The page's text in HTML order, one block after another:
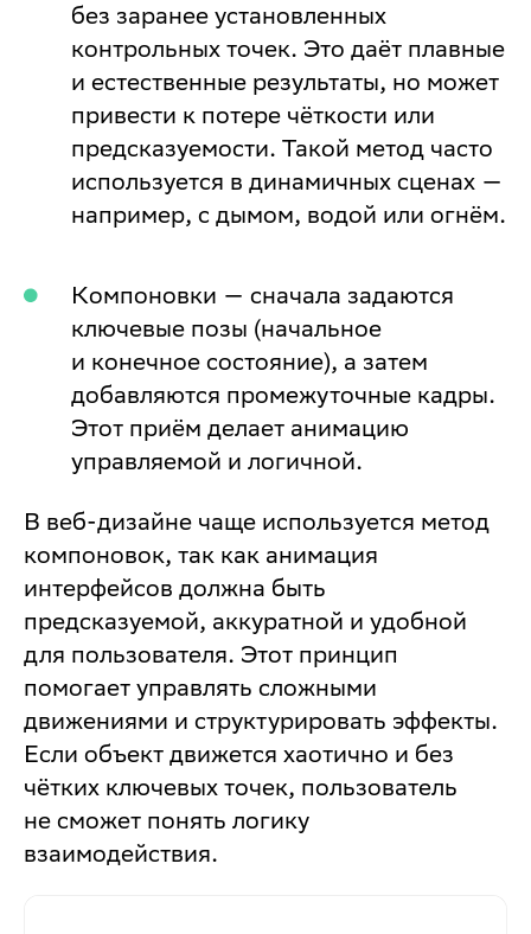
без заранее установленных
контрольных точек. Это даёт плавные
и естественные результаты, но может
привести к потере чёткости или
предсказуемости. Такой метод часто
используется в динамичных сценах —
например, с дымом, водой или огнём.
Компоновки — сначала задаются
ключевые позы (начальное
и конечное состояние), а затем
добавляются промежуточные кадры.
Этот приём делает анимацию
управляемой и логичной.
В веб-дизайне чаще используется метод
компоновок, так как анимация
интерфейсов должна быть
предсказуемой, аккуратной и удобной
для пользователя. Этот принцип
помогает управлять сложными
движениями и структурировать эффекты.
Если объект движется хаотично и без
чётких ключевых точек, пользователь
не сможет понять логику
взаимодействия.